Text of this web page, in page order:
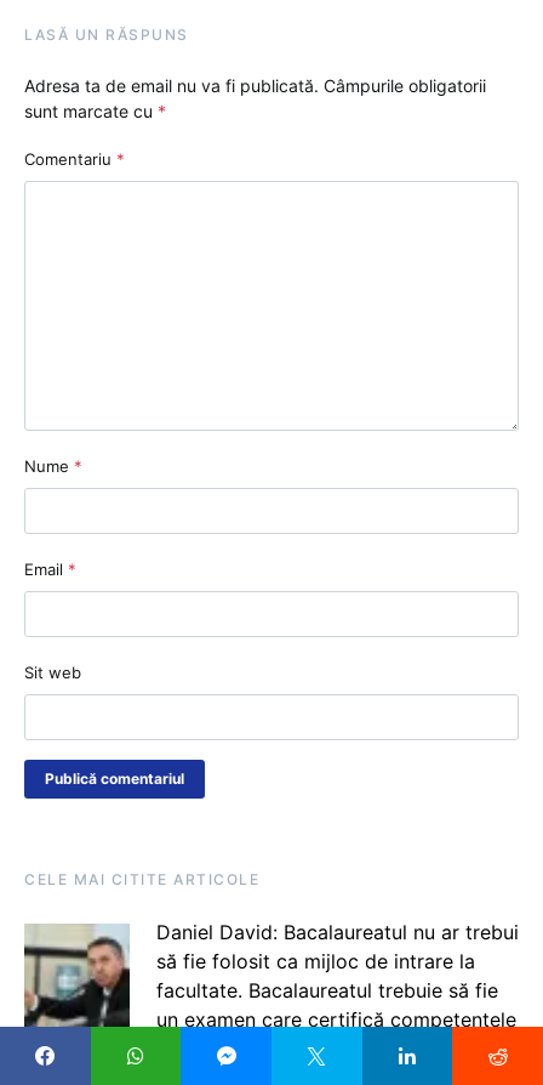
LASĂ UN RĂSPUNS
Adresa ta de email nu va fi publicată. Câmpurile obligatorii
sunt marcate cu *
Comentariu *
Nume *
Email *
Sit web
CELE MAI CITITE ARTICOLE
Daniel David: Bacalaureatul nu ar trebui
să fie folosit ca mijloc de intrare la
facultate. Bacalaureatul trebuie să fie
un examen care certifică competențele
pe care le ai după parcursul unui